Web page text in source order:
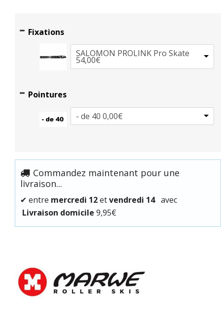
Fixations
SALOMON PROLINK Pro Skate
54,00€
Pointures
- de 40 0,00€
Commandez maintenant pour une
livraison...
✔ entre mercredi 12etvendredi 14 avec
Livraison domicile 9,95€